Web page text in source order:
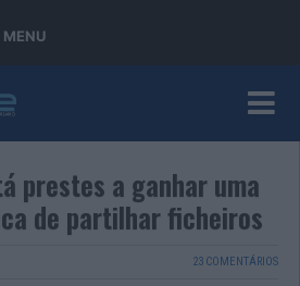
MENU
prestes a ganhar uma
de partilhar ficheiros
23 COMENTÁRIOS